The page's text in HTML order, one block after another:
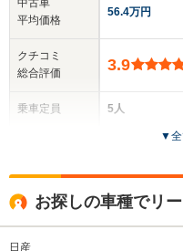
中古車
平均価格
クチコミ
総合評価
乗車定員
56.4万円
3.9
5人
全高
1.5m
▼
お探しの車種でリ
日産